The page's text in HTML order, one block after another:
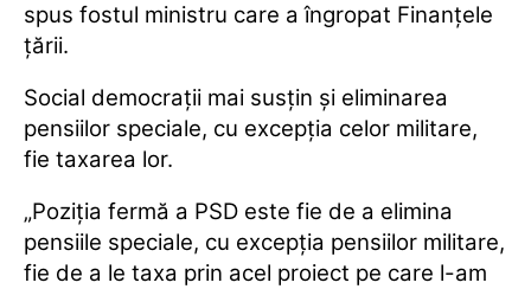
spus fostul ministru care a îngropat Finanțele
țării.
Social democrații mai susțin și eliminarea
pensiilor speciale, cu excepţia celor militare,
fie taxarea lor.
„Poziţia fermă a PSD este fie de a elimina
pensiile speciale, cu excepţia pensiilor militare,
fie de a le taxa prin acel proiect pe care l-am